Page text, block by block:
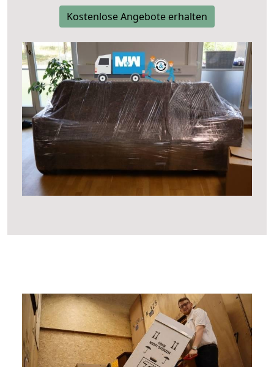
Kostenlose Angebote erhalten